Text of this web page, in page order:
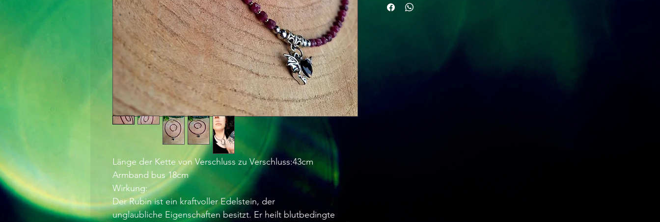
Länge der Kette von Verschluss zu Verschluss:43cm
Armband bus 18cm
Wirkung:
Der Rubin ist ein kraftvoller Edelstein, der
unglaubliche Eigenschaften besitzt. Er heilt blutbedingte